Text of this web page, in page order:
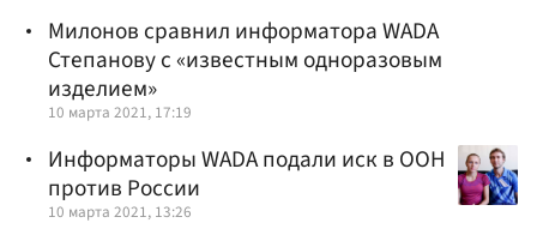
Милонов сравнил информатора WADA
Степанову с «известным одноразовым
изделием»
10 марта 2021, 17:19
Информаторы WADA подали иск в ООН
против России
10 марта 2021, 13:26